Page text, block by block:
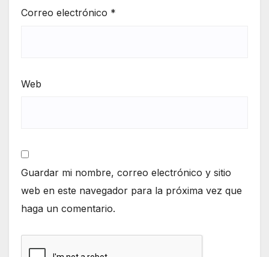
Correo electrónico *
Web
Guardar mi nombre, correo electrónico y sitio
web en este navegador para la próxima vez que
haga un comentario.